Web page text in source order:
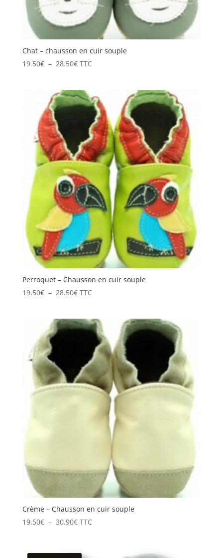
Chat – chausson en cuir souple
19.50€ – 28.50€Plage
19.50€
à
28.50€
TTC
Perroquet – Chausson en cuir souple
19.50€ – 28.50€Plage
19.50€
28.50€
TTC
Crème – Chausson en cuir souple
19.50€ – 30.90€Plage
19.50€
TTC